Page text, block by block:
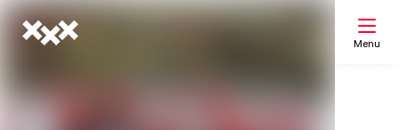
Menu